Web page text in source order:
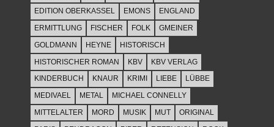
EDITION OBERKASSEL
EMONS
ENGLAND
ERMITTLUNG
FISCHER FOLK
GMEINER
GOLDMANN
HEYNE
HISTORISCH
HISTORISCHER ROMAN
KBV
KBV VERLAG
KINDERBUCH
KNAUR KRIMI LIEBE
LÜBBE
MEDIVAEL
METAL
MICHAEL CONNELLY
MITTELALTER
MORD MUSIK MUT
ORIGINAL